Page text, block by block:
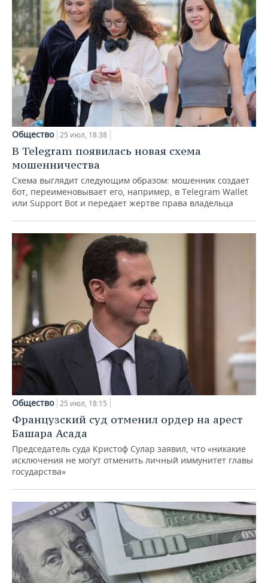
Общество 25 июл, 18:38
В Telegram появилась новая схема
мошенничества
Схема выглядит следующим образом: мошенник создает
бот, переименовывает его, например, в Telegram Wallet
или Support Bot и передает жертве права владельца
Общество 25 июл, 18:15
Французский суд отменил ордер на арест
Башара Асада
Председатель суда Кристоф Сулар заявил, что «никакие
исключения не могут отменить личный иммунитет главы
государства»